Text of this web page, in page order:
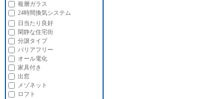
複層ガラス
24時間換気システム
日当たり良好
閑静な住宅街
分譲タイプ
バリアフリー
オール電化
家具付き
出窓
メゾネット
ロフト